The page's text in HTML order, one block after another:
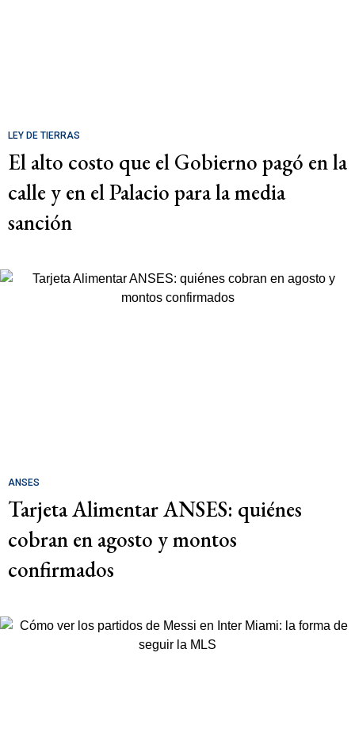
LEY DE TIERRAS
El alto costo que el Gobierno pagó en la
calle y en el Palacio para la media
sanción
ANSES
Tarjeta Alimentar ANSES: quiénes
cobran en agosto y montos
confirmados